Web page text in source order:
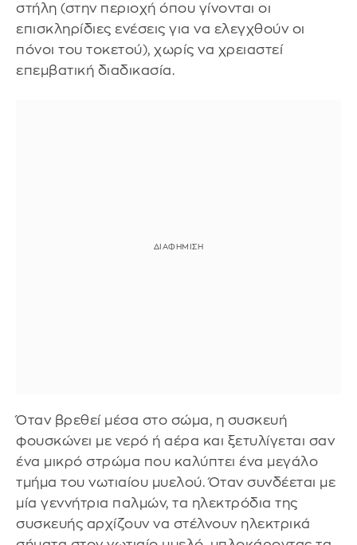
στήλη (στην περιοχή όπου γίνονται οι
επισκληρίδιες ενέσεις για να ελεγχθούν οι
πόνοι του τοκετού), χωρίς να χρειαστεί
επεμβατική διαδικασία.
Όταν βρεθεί μέσα στο σώμα, η συσκευή
φουσκώνει με νερό ή αέρα και ξετυλίγεται σαν
ένα μικρό στρώμα που καλύπτει ένα μεγάλο
τμήμα του νωτιαίου μυελού. Όταν συνδέεται με
μία γεννήτρια παλμών, τα ηλεκτρόδια της
συσκευής αρχίζουν να στέλνουν ηλεκτρικά